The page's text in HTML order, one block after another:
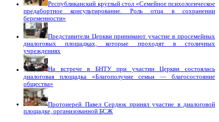
Республиканский круглый стол «Семейное психологическое
предабортное консультирование. Роль отца в сохранении
беременности»
Представители Церкви принимают участие в просемейных
диалоговых площадках, которые проходят в столичных
учреждениях
На встрече в БНТУ при участии Церкви состоялась
диалоговая площадка «Благополучие семьи — благосостояние
общества»
Протоиерей Павел Сердюк принял участие в диалоговой
площадке, организованной БСЖ